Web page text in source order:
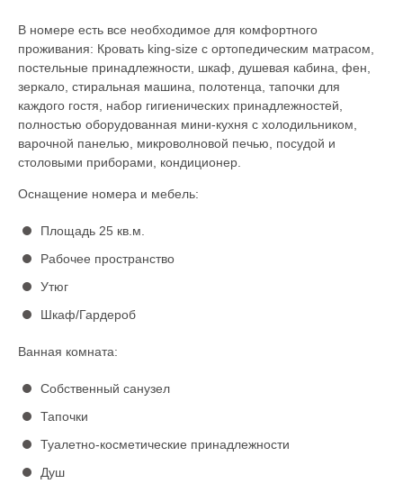
В номере есть все необходимое для комфортного
проживания: Кровать king-size с ортопедическим матрасом,
постельные принадлежности, шкаф, душевая кабина, фен,
зеркало, стиральная машина, полотенца, тапочки для
каждого гостя, набор гигиенических принадлежностей,
полностью оборудованная мини-кухня с холодильником,
варочной панелью, микроволновой печью, посудой и
столовыми приборами, кондиционер.
Оснащение номера и мебель:
Площадь 25 кв.м.
Рабочее пространство
Утюг
Шкаф/Гардероб
Ванная комната:
Собственный санузел
Тапочки
Туалетно-косметические принадлежности
Душ